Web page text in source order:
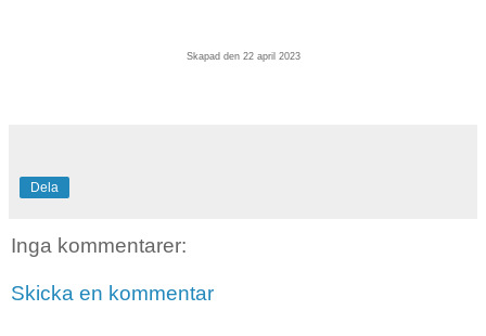
Skapad den 22 april 2023
Dela
Inga kommentarer:
Skicka en kommentar